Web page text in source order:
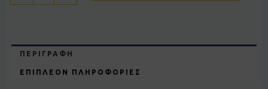
ΠΕΡΙΓΡΑΦΉ
ΕΠΙΠΛΈΟΝ ΠΛΗΡΟΦΟΡΊΕΣ